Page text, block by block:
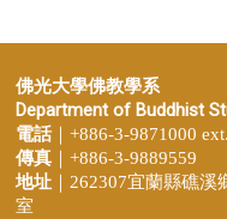
佛光大學佛教學系
Department of Buddhist
電話｜+886-3-9871000
傳真 ｜+886-3-9889559
地址 ｜262307宜蘭縣礁
室